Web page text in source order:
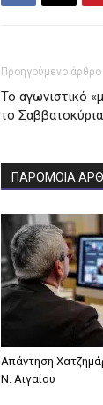
Προηγούμενο άρθρο
Το αγωνιστικό
το
ΠΑΡΟΜΟΙΑ
Απάντηση
Ν. Αιγαίου